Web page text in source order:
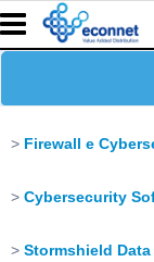
Firewall e
Cybersecurity
Stormshield